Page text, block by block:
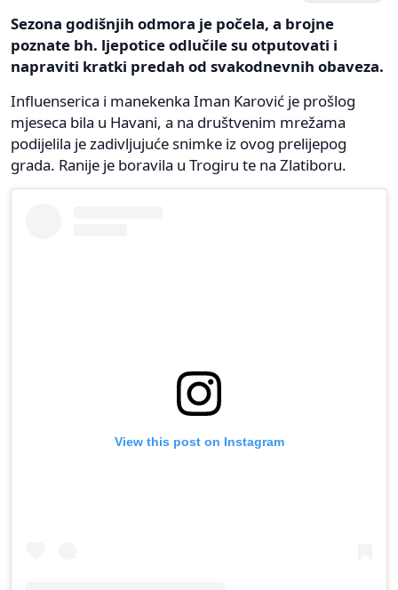
Sezona godišnjih odmora je počela, a brojne
poznate bh. ljepotice odlučile su otputovati i
napraviti kratki predah od svakodnevnih obaveza.
Influenserica i manekenka Iman Karović je prošlog
mjeseca bila u Havani, a na društvenim mrežama
podijelila je zadivljujuće snimke iz ovog prelijepog
grada. Ranije je boravila u Trogiru te na Zlatiboru.
View this post on Instagram